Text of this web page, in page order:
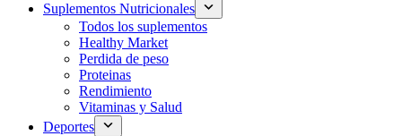
Suplementos Nutricionales
Todos los suplementos
Healthy Market
Perdida de peso
Proteinas
Rendimiento
Vitaminas y Salud
Deportes